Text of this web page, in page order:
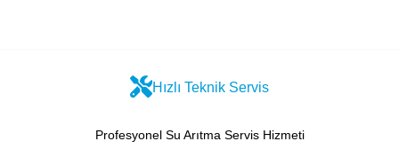
Hızlı Teknik Servis
Profesyonel Su Arıtma Servis Hizmeti